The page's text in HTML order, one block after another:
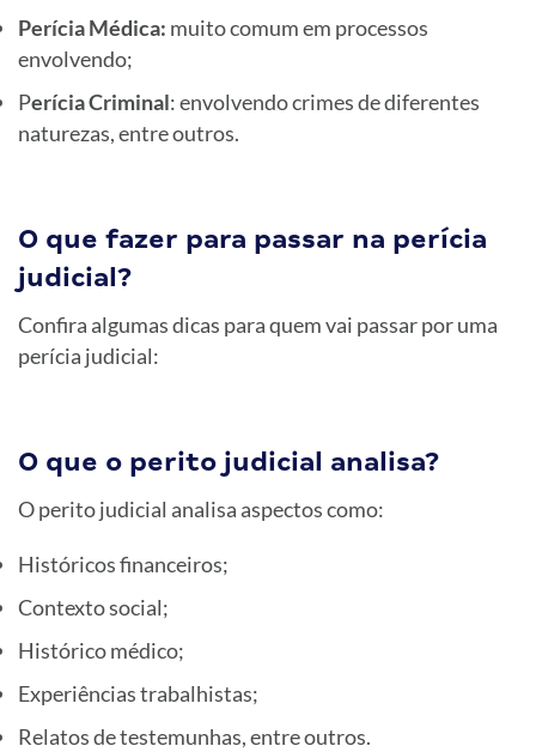
Perícia Médica: muito comum em processos
envolvendo;
Perícia Criminal: envolvendo crimes de diferentes
naturezas, entre outros.
O que fazer para passar na perícia
judicial?
Confira algumas dicas para quem vai passar por uma
perícia judicial:
O que o perito judicial analisa?
O perito judicial analisa aspectos como:
Históricos financeiros;
Contexto social;
Histórico médico;
Experiências trabalhistas;
Relatos de testemunhas, entre outros.